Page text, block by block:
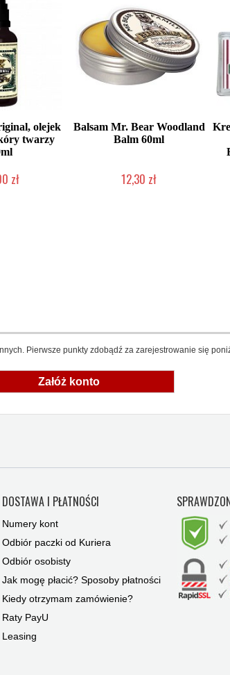
olejek
twarzy
zł
Balsam Mr. Bear Woodland
Balm 60ml
12,30 zł
Pierwsze punkty zdobądź za zarejestrowanie się
Załóż konto
DOSTAWA I PŁATNOŚCI
Numery kont
Odbiór paczki od Kuriera
Odbiór osobisty
Jak mogę płacić? Sposoby płatności
Kiedy otrzymam zamówienie?
Raty PayU
Leasing